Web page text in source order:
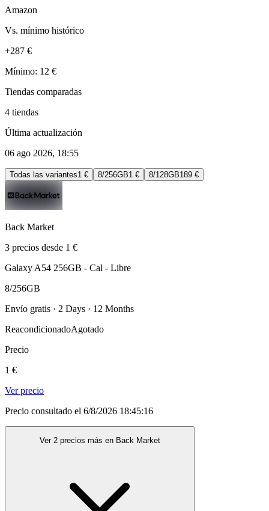
Amazon
Vs. mínimo histórico
+287 €
Mínimo: 12 €
Tiendas comparadas
4 tiendas
Última actualización
06 ago 2026, 18:55
Todas las variantes1 € 8/256GB1 € 8/128GB189 €
Back Market
3 precios desde 1 €
Galaxy A54 256GB - Cal - Libre
8/256GB
Envío gratis · 2 Days · 12 Months
ReacondicionadoAgotado
Precio
1 €
Ver precio
Precio consultado el 6/8/2026 18:45:16
Ver 2 precios más en Back Market